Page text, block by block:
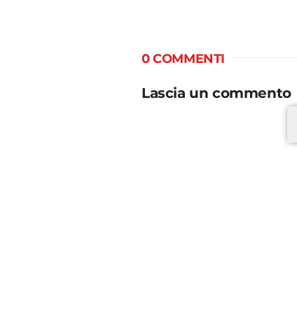
0 COMMENTI
Lascia un commento